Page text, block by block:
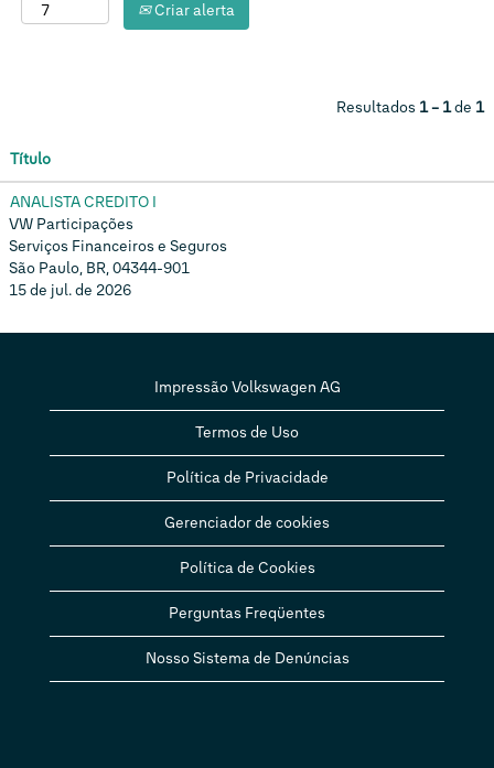
Criar alerta
Resultados 1 – 1de 1
Título
ANALISTA CREDITO I
VW Participações
Serviços Financeiros e Seguros
São Paulo, BR, 04344-901
15 de jul. de 2026
Impressão Volkswagen AG
Termos de Uso
Política de Privacidade
Gerenciador de cookies
Política de Cookies
Perguntas Freqüentes
Nosso Sistema de Denúncias